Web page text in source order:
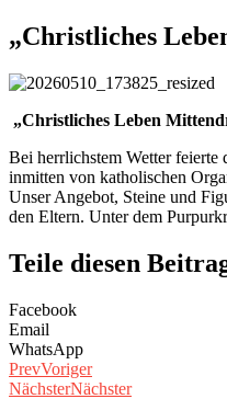
„Christliches
„Christliches Leben
Bei herrlichstem Wetter
inmitten von katholischen
Unser Angebot, Steine und
den Eltern. Unter dem
Teile diesen
Facebook
Email
WhatsApp
PrevVoriger
NächsterNächster